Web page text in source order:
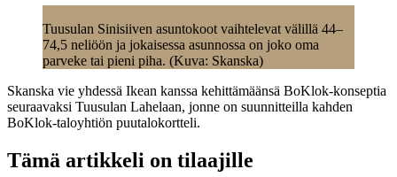
Tuusulan Sinisiiven asuntokoot vaihtelevat välillä 44–
74,5 neliöön ja jokaisessa asunnossa on joko oma
parveke tai pieni piha. (Kuva: Skanska)
Skanska vie yhdessä Ikean kanssa kehittämäänsä BoKlok-konseptia
seuraavaksi Tuusulan Lahelaan, jonne on suunnitteilla kahden
BoKlok-taloyhtiön puutalokortteli.
Tämä artikkeli on tilaajille